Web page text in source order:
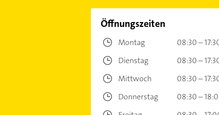
Öffnungszeiten
Montag
08:30 –
Dienstag
08:30 –
Mittwoch
08:30 –
Donnerstag
08:30 –